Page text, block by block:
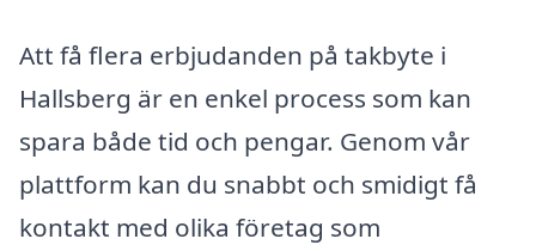
Att få flera erbjudanden på takbyte i
Hallsberg är en enkel process som kan
spara både tid och pengar. Genom vår
plattform kan du snabbt och smidigt få
kontakt med olika företag som